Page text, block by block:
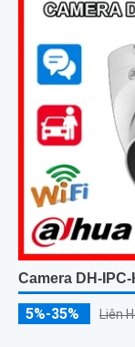
Camera DH-
5%-35% Liên